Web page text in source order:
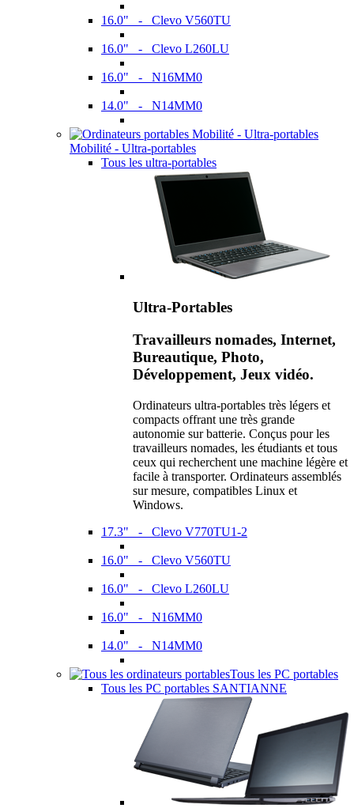
16.0" - Clevo V560TU
16.0" - Clevo L260LU
16.0" - N16MM0
14.0" - N14MM0
Mobilité - Ultra-portables
Tous les ultra-portables
Ultra-Portables
Travailleurs nomades, Internet,
Bureautique, Photo,
Développement, Jeux vidéo.
Ordinateurs ultra-portables très légers et
compacts offrant une très grande
autonomie sur batterie. Conçus pour les
travailleurs nomades, les étudiants et tous
ceux qui recherchent une machine légère et
facile à transporter. Ordinateurs assemblés
sur mesure, compatibles Linux et
Windows.
17.3" - Clevo V770TU1-2
16.0" - Clevo V560TU
16.0" - Clevo L260LU
16.0" - N16MM0
14.0" - N14MM0
Tous les PC portables
Tous les PC portables SANTIANNE